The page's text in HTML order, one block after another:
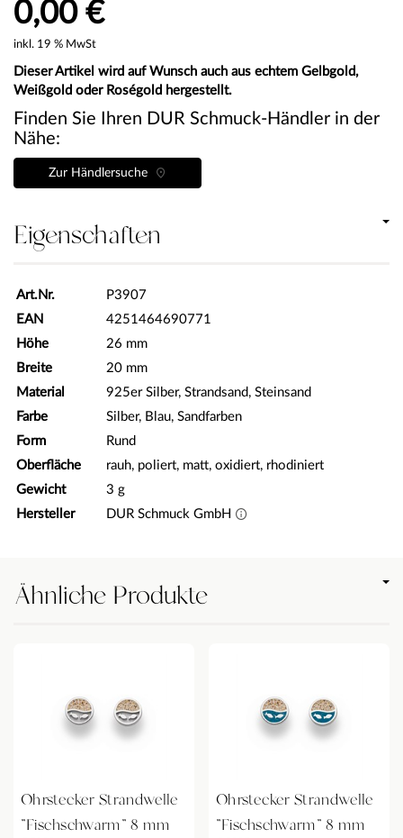
0,00 €
inkl. 19 % MwSt
Dieser Artikel wird auf Wunsch auch aus echtem Gelbgold,
Weißgold oder Roségold hergestellt.
Finden Sie Ihren DUR Schmuck-Händler in der
Nähe:
Zur Händlersuche
Eigenschaften
Art.Nr.
P3907
EAN
4251464690771
Höhe
26 mm
Breite
20 mm
Material
925er Silber, Strandsand, Steinsand
Farbe
Silber, Blau, Sandfarben
Form
Rund
Oberfläche
rauh, poliert, matt, oxidiert, rhodiniert
Gewicht
3 g
Hersteller
DUR Schmuck GmbH
Ähnliche Produkte
Ohrstecker Strandwelle
"Fischschwarm" 8 mm
Ohrstecker Strandwelle
"Fischschwarm" 8 mm